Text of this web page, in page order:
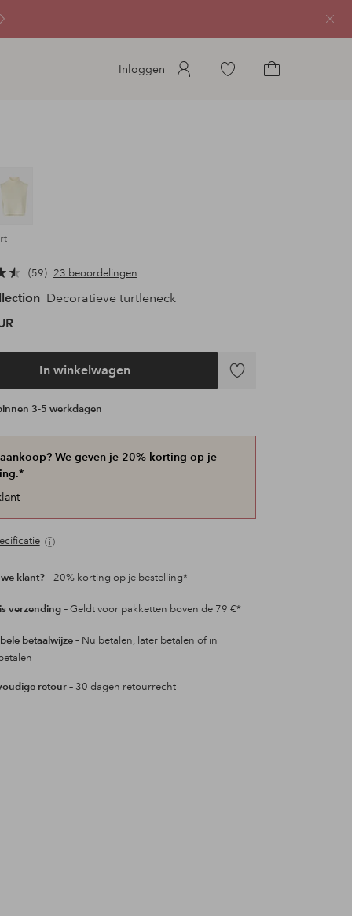
Inloggen
Ga
59 23 beoordelingen
Decoratieve turtleneck
In winkelwagen
Toevoegen
3-5 werkdagen
We geven je 20% korting op je
klant?– 20% korting op je bestelling*
verzending– Geldt voor pakketten boven de 79 €*
betaalwijze– Nu betalen, later betalen of in
retour– 30 dagen retourrecht